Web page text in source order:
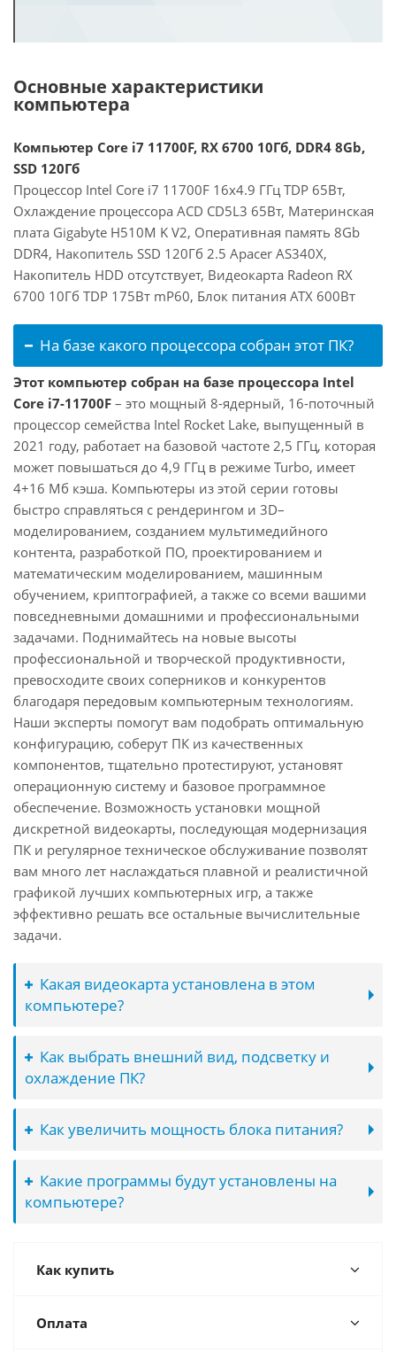
Основные характеристики
компьютера
Компьютер Core i7 11700F, RX 6700 10Гб, DDR4 8Gb,
SSD 120Гб
Процессор Intel Core i7 11700F 16x4.9 ГГц TDP 65Вт,
Охлаждение процессора ACD CD5L3 65Вт, Материнская
плата Gigabyte H510M K V2, Оперативная память 8Gb
DDR4, Накопитель SSD 120Гб 2.5 Apacer AS340X,
Накопитель HDD отсутствует, Видеокарта Radeon RX
6700 10Гб TDP 175Вт mP60, Блок питания ATX 600Вт
На базе какого процессора собран этот ПК?
Этот компьютер собран на базе процессора Intel
Core i7-11700F – это мощный 8-ядерный, 16-поточный
процессор семейства Intel Rocket Lake, выпущенный в
2021 году, работает на базовой частоте 2,5 ГГц, которая
может повышаться до 4,9 ГГц в режиме Turbo, имеет
4+16 Мб кэша. Компьютеры из этой серии готовы
быстро справляться с рендерингом и 3D–
моделированием, созданием мультимедийного
контента, разработкой ПО, проектированием и
математическим моделированием, машинным
обучением, криптографией, а также со всеми вашими
повседневными домашними и профессиональными
задачами. Поднимайтесь на новые высоты
профессиональной и творческой продуктивности,
превосходите своих соперников и конкурентов
благодаря передовым компьютерным технологиям.
Наши эксперты помогут вам подобрать оптимальную
конфигурацию, соберут ПК из качественных
компонентов, тщательно протестируют, установят
операционную систему и базовое программное
обеспечение. Возможность установки мощной
дискретной видеокарты, последующая модернизация
ПК и регулярное техническое обслуживание позволят
вам много лет наслаждаться плавной и реалистичной
графикой лучших компьютерных игр, а также
эффективно решать все остальные вычислительные
задачи.
Какая видеокарта установлена в этом
компьютере?
Как выбрать внешний вид, подсветку и
охлаждение ПК?
Как увеличить мощность блока питания?
Какие программы будут установлены на
компьютере?
Как купить
Оплата